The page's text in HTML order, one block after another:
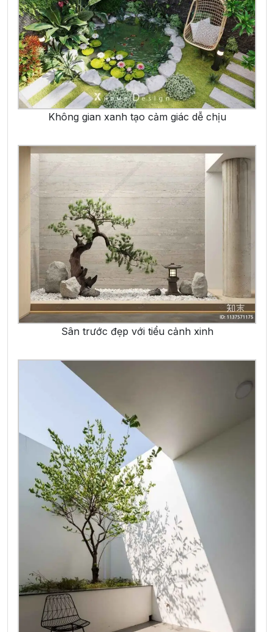
Không gian xanh tạo cảm giác dễ chịu
Sân trước đẹp với tiểu cảnh xinh